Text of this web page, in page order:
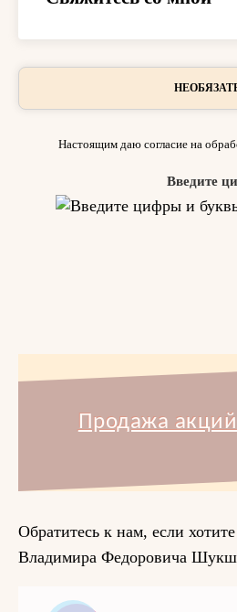
Настоящим даю согласие на
Введите
Продажа
Обратитесь к нам, если
Владимира Федоровича